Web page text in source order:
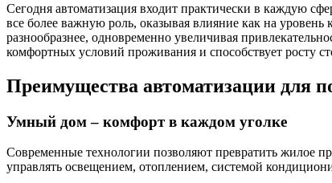
Сегодня автоматизация входит практически в каждую
все более важную роль, оказывая влияние как на
разнообразнее, одновременно увеличивая
комфортных условий проживания и способствует росту
Преимущества автоматизации для
Умный дом – комфорт в каждом уголке
Современные технологии позволяют превратить жилое
управлять освещением, отоплением, системой